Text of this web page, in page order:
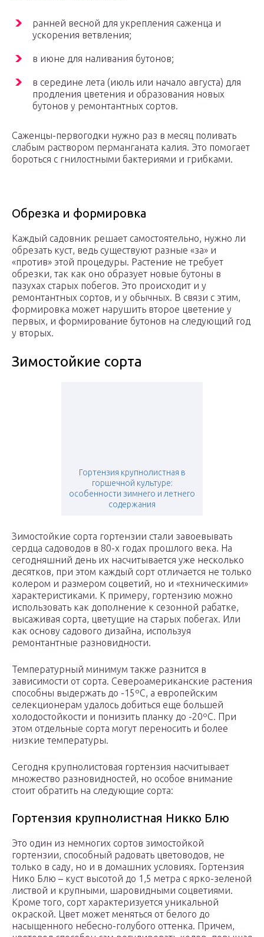
ранней весной для укрепления саженца и
ускорения ветвления;
в июне для наливания бутонов;
в середине лета (июль или начало августа) для
продления цветения и образования новых
бутонов у ремонтантных сортов.
Саженцы-первогодки нужно раз в месяц поливать
слабым раствором перманганата калия. Это помогает
бороться с гнилостными бактериями и грибками.
Обрезка и формировка
Каждый садовник решает самостоятельно, нужно ли
обрезать куст, ведь существуют разные «за» и
«против» этой процедуры. Растение не требует
обрезки, так как оно образует новые бутоны в
пазухах старых побегов. Это происходит и у
ремонтантных сортов, и у обычных. В связи с этим,
формировка может нарушить второе цветение у
первых, и формирование бутонов на следующий год
у вторых.
Зимостойкие сорта
Гортензия крупнолистная в
горшечной культуре:
особенности зимнего и летнего
содержания
Зимостойкие сорта гортензии стали завоевывать
сердца садоводов в 80-х годах прошлого века. На
сегодняшний день их насчитывается уже несколько
десятков, при этом каждый сорт отличается не только
колером и размером соцветий, но и «техническими»
характеристиками. К примеру, гортензию можно
использовать как дополнение к сезонной рабатке,
высаживая сорта, цветущие на старых побегах. Или
как основу садового дизайна, используя
ремонтантные разновидности.
Температурный минимум также разнится в
зависимости от сорта. Североамериканские растения
способны выдержать до -15ºС, а европейским
селекционерам удалось добиться еще большей
холодостойкости и понизить планку до -20ºС. При
этом отдельные сорта могут переносить и более
низкие температуры.
Сегодня крупнолистовая гортензия насчитывает
множество разновидностей, но особое внимание
стоит обратить на следующие сорта:
Гортензия крупнолистная Никко Блю
Это один из немногих сортов зимостойкой
гортензии, способный радовать цветоводов, не
только в саду, но и в домашних условиях. Гортензия
Нико Блю – куст высотой до 1,5 метра с ярко-зеленой
листвой и крупными, шаровидными соцветиями.
Кроме того, сорт характеризуется уникальной
окраской. Цвет может меняться от белого до
насыщенного небесно-голубого оттенка. Причем,